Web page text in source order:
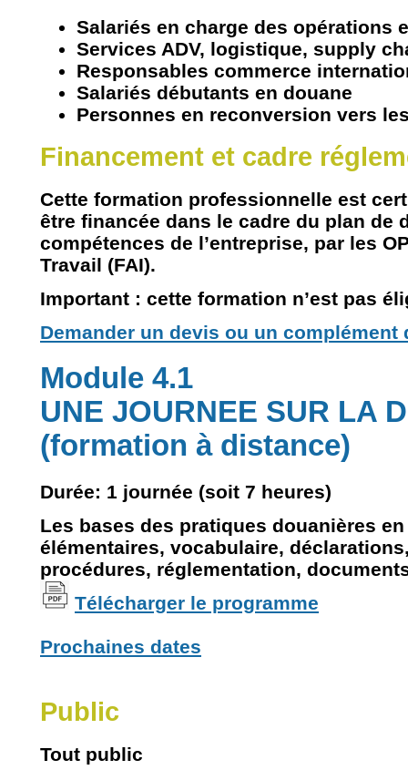
Salariés en charge des opérations
Services ADV, logistique, supply
Responsables commerce
Salariés débutants en douane
Personnes en reconversion vers
Financement et cadre
Cette formation professionnelle est
être financée dans le cadre du plan de
compétences de l’entreprise, par les
Travail (FAI).
Important : cette formation n’est pas
Demander un devis ou un complément
Module 4.1
UNE JOURNEE SUR LA
(formation à distance)
Durée: 1 journée (soit 7 heures)
Les bases des pratiques douanières
élémentaires, vocabulaire,
procédures, réglementation,
Télécharger le programme
Prochaines dates
Public
Tout public